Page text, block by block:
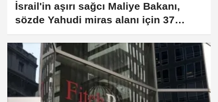
İsrail'in aşırı sağcı Maliye Bakanı,
sözde Yahudi miras alanı için 37
milyon dolar tahsis edildiğini açıkladı